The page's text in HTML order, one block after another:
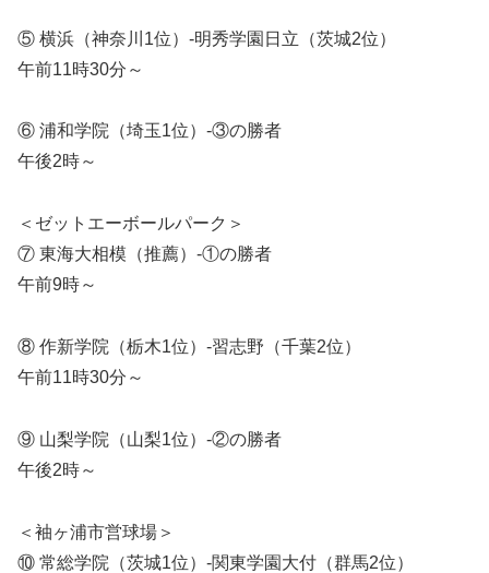
⑤ 横浜（神奈川1位）-明秀学園日立（茨城2位）
午前11時30分～
⑥ 浦和学院（埼玉1位）-③の勝者
午後2時～
＜ゼットエーボールパーク＞
⑦ 東海大相模（推薦）-①の勝者
午前9時～
⑧ 作新学院（栃木1位）-習志野（千葉2位）
午前11時30分～
⑨ 山梨学院（山梨1位）-②の勝者
午後2時～
＜袖ヶ浦市営球場＞
⑩ 常総学院（茨城1位）-関東学園大付（群馬2位）